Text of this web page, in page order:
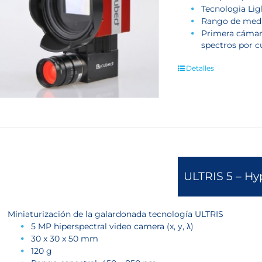
Tecnologia
Rango de
Primera
spectros por
Detalles
ULTRIS 5 –
Miniaturización de la galardonada tecnología ULTRIS
5 MP hiperspectral video camera (x, y, λ)
30 x 30 x 50 mm
120 g